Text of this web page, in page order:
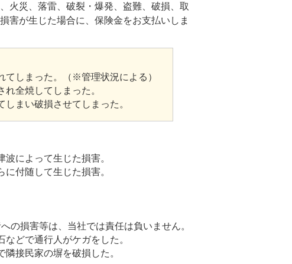
火災、落雷、破裂・爆発、盗難、破損、取
害が生じた場合に、保険金をお支払いしま
てしまった。（※管理状況による）
全焼してしまった。
まい破損させてしまった。
によって生じた損害。
付随して生じた損害。
の損害等は、当社では責任は負いません。
どで通行人がケガをした。
接民家の塀を破損した。